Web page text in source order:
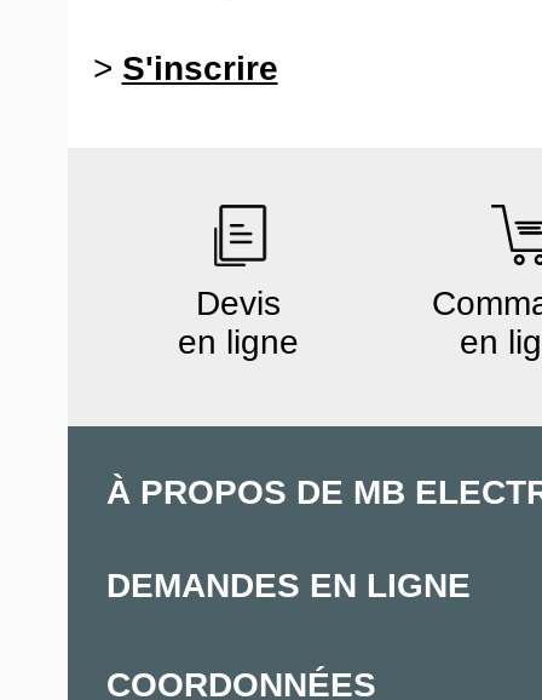
> S'inscrire
Devis
en ligne
en
À PROPOS DE MB
DEMANDES EN LIGNE
COORDONNÉES